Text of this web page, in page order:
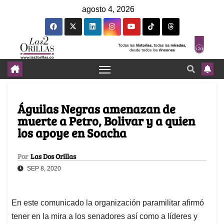
agosto 4, 2026
Águilas Negras amenazan de
muerte a Petro, Bolivar y a quien
los apoye en Soacha
Por Las Dos Orillas
SEP 8, 2020
En este comunicado la organización paramilitar afirmó
tener en la mira a los senadores así como a líderes y